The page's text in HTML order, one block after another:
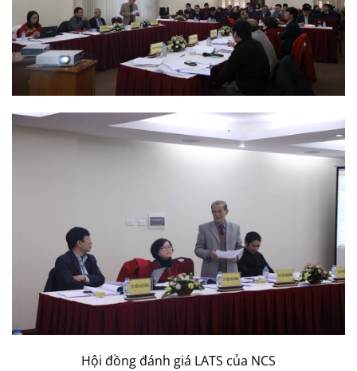
Hội đồng đánh giá LATS của NCS